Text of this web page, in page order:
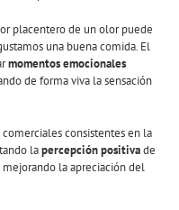
placentero de un olor puede
una buena comida. El
momentos emocionales
de forma viva la sensación
consistentes en la
lapercepción positivade
la apreciación del